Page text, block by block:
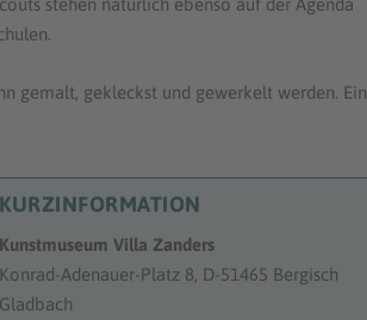
gemalt, gekleckst und gewerkelt werden. Ein
KURZINFORMATION
Kunstmuseum Villa Zanders
Konrad-Adenauer-Platz 8, D-51465 Bergisch
Gladbach